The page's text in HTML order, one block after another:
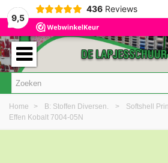
9,5
436 Reviews
Home > B: Stoffen Diversen. > Softshell
Effen Kobalt 7004-05N